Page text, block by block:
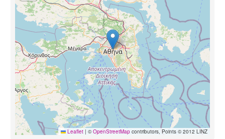
Leaflet | © OpenStreetMap contributors, Points © 2012 LINZ